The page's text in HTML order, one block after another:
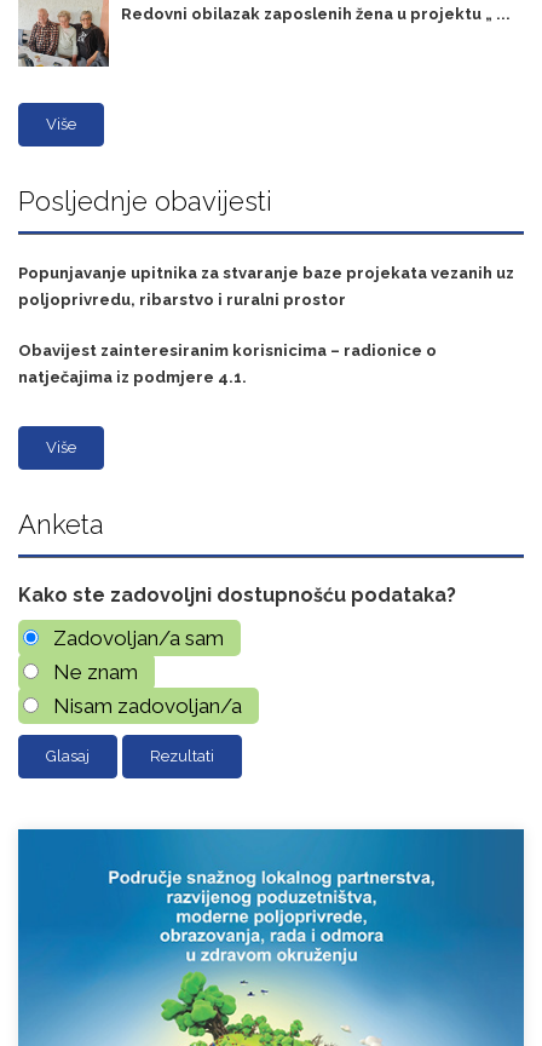
Redovni obilazak zaposlenih žena u projektu „ ...
Više
Posljednje obavijesti
Popunjavanje upitnika za stvaranje baze projekata vezanih uz
poljoprivredu, ribarstvo i ruralni prostor
Obavijest zainteresiranim korisnicima – radionice o
natječajima iz podmjere 4.1.
Više
Anketa
Kako ste zadovoljni dostupnošću podataka?
Zadovoljan/a sam
Ne znam
Nisam zadovoljan/a
Rezultati